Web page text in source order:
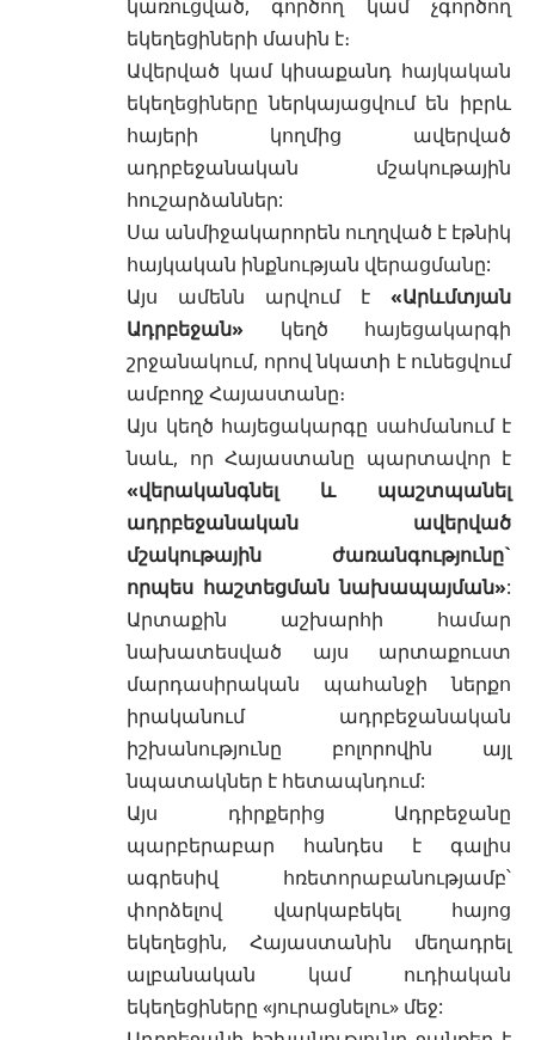
կառուցված, գործող կամ չգործող
եկեղեցիների մասին է։
Ավերված կամ կիսաքանդ հայկական
եկեղեցիները ներկայացվում են իբրև
հայերի կողմից ավերված
ադրբեջանական մշակութային
հուշարձաններ:
Սա անմիջակարորեն ուղղված է էթնիկ
հայկական ինքնության վերացմանը:
Այս ամենն արվում է «Արևմտյան
Ադրբեջան» կեղծ հայեցակարգի
շրջանակում, որով նկատի է ունեցվում
ամբողջ Հայաստանը։
Այս կեղծ հայեցակարգը սահմանում է
նաև, որ Հայաստանը պարտավոր է
«վերականգնել և պաշտպանել
ադրբեջանական ավերված
մշակութային ժառանգությունը`
որպես հաշտեցման նախապայման»:
Արտաքին աշխարհի համար
նախատեսված այս արտաքուստ
մարդասիրական պահանջի ներքո
իրականում ադրբեջանական
իշխանությունը բոլորովին այլ
նպատակներ է հետապնդում:
Այս դիրքերից Ադրբեջանը
պարբերաբար հանդես է գալիս
ագրեսիվ հռետորաբանությամբ՝
փորձելով վարկաբեկել հայոց
եկեղեցին, Հայաստանին մեղադրել
ալբանական կամ ուդիական
եկեղեցիները «յուրացնելու» մեջ: